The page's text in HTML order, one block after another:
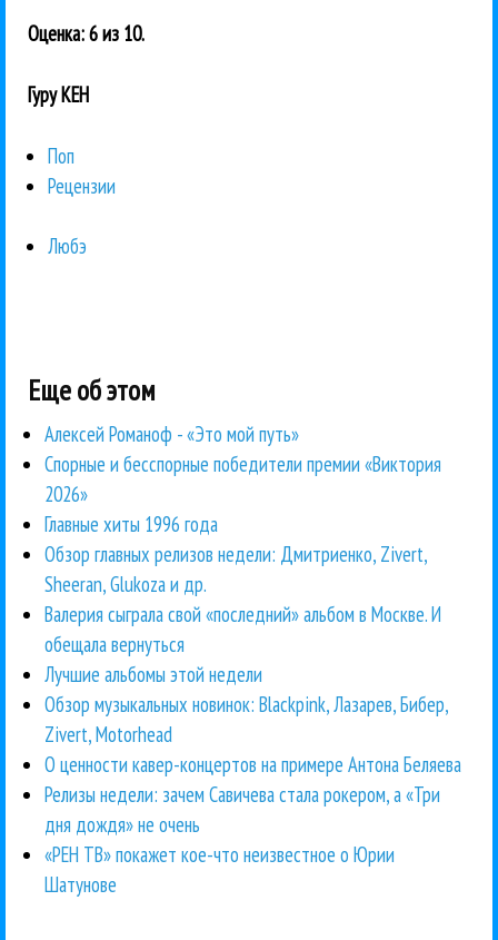
Оценка: 6 из 10.
Гуру КЕН
Поп
Рецензии
Любэ
Еще об этом
Алексей Романоф - «Это мой путь»
Спорные и бесспорные победители премии «Виктория
2026»
Главные хиты 1996 года
Обзор главных релизов недели: Дмитриенко, Zivert,
Sheeran, Glukoza и др.
Валерия сыграла свой «последний» альбом в Москве. И
обещала вернуться
Лучшие альбомы этой недели
Обзор музыкальных новинок: Blackpink, Лазарев, Бибер,
Zivert, Motorhead
О ценности кавер-концертов на примере Антона Беляева
Релизы недели: зачем Савичева стала рокером, а «Три
дня дождя» не очень
«РЕН ТВ» покажет кое-что неизвестное о Юрии
Шатунове